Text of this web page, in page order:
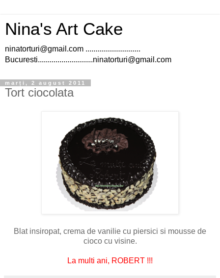
Nina's Art Cake
ninatorturi@gmail.com ............................
Bucuresti............................ninatorturi@gmail.com
marți, 2 august 2011
Tort ciocolata
Blat insiropat, crema de vanilie cu piersici si mousse de
cioco cu visine.
La multi ani, ROBERT !!!